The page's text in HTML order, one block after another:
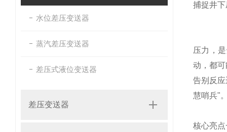
水位差压变送器
蒸汽差压变送器
差压式液位变送器
差压变送器
捕捉井
压力，
动，都
告别反
慧哨兵"
核心亮